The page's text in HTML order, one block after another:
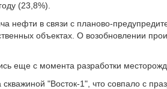
(23,8%).
нефти в связи с планово-
объектах. О возобновлении
еще с момента разработки
"Восток-1", что совпало с